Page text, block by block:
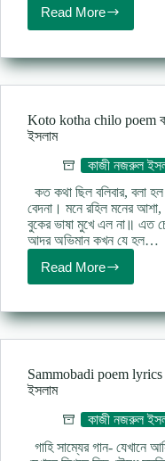
Read More
Shebok
poem
সেবক
নজরুল
Koto kotha chilo poem
ইসলাম
কাজী নজরুল
কত কথা ছিল বলিবার, বলা
বেদনা। মনে রহিল মনের আশা,
বুকের ভাষা মুখে এল না॥ এত
আদর অভিমান কখন যে হল…
Read More
Koto
kotha
poem
ছিল
কবিতা
কাজী
নজরুল
ইসলাম
Sammobadi poem lyrics
ইসলাম
কাজী নজরুল
গাহি সাম্যের গান- যেখানে